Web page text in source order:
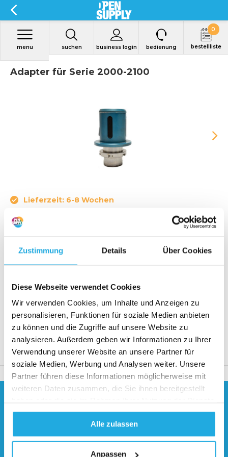
Zustimmung Details Über Cookies
Diese Webseite verwendet Cookies
Wir verwenden Cookies, um Inhalte und Anzeigen zu
personalisieren, Funktionen für soziale Medien anbieten
zu können und die Zugriffe auf unsere Website zu
analysieren. Außerdem geben wir Informationen zu Ihrer
Verwendung unserer Website an unsere Partner für
soziale Medien, Werbung und Analysen weiter. Unsere
Partner führen diese Informationen möglicherweise mit
weiteren Daten zusammen, die Sie ihnen bereitgestellt
gesammelt haben.
Alle zulassen
Anpassen
suchen business login
menu bedienung bestellliste
0
Adapter für Serie 2000-2100
Lieferzeit: 6-8 Wochen
Adapter für Serie 2000-2100
Angebot anfordern
Eine Antwort innerhalb von 1 Werktag
Nur Qualitätsprodukte
Produktbeschreibung
Kontaktieren Sie unsere
0541 700 260